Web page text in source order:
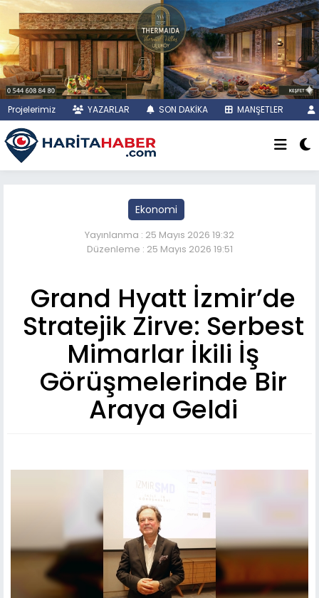
Projelerimiz YAZARLAR SON DAKİKA MANŞETLER
Ekonomi
Yayınlanma : 25 Mayıs 2026 19:32
Düzenleme : 25 Mayıs 2026 19:51
Grand Hyatt İzmir’de
Stratejik Zirve: Serbest
Mimarlar İkili İş
Görüşmelerinde Bir
Araya Geldi